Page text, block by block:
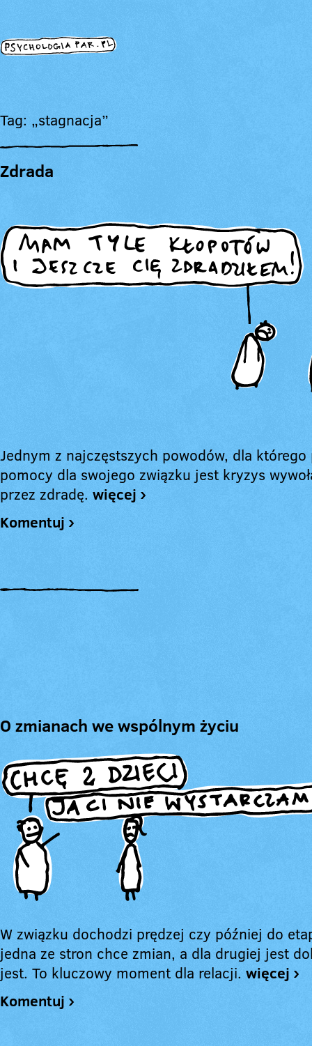
Tag: „stagnacja”
Zdrada
Jednym z najczęstszych powodów, dla którego
pomocy dla swojego związku jest kryzys
przez zdradę. więcej ›
Komentuj ›
O zmianach we wspólnym życiu
W związku dochodzi prędzej czy później do
jedna ze stron chce zmian, a dla drugiej jest
jest. To kluczowy moment dla relacji. więcej ›
Komentuj ›